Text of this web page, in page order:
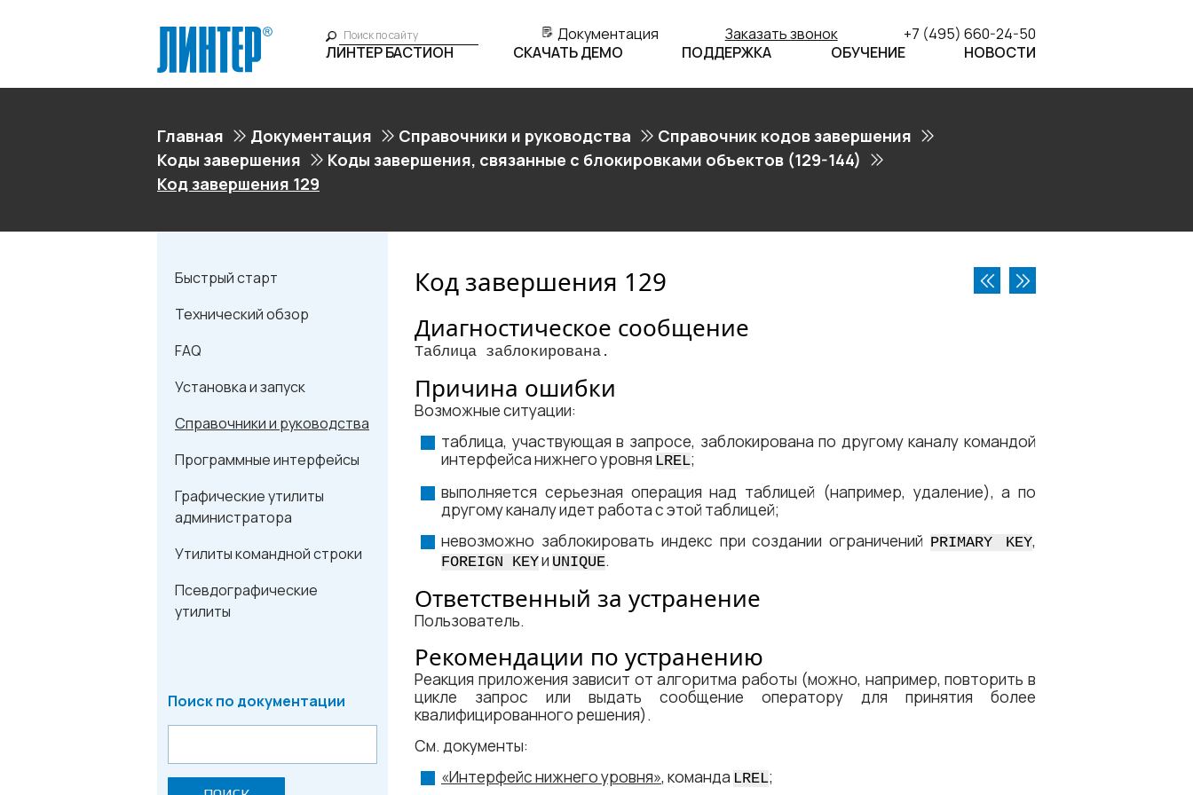
Документация Заказать звонок
+7 (495) 660-24-50
ЛИНТЕР БАСТИОН
СКАЧАТЬ ДЕМО ПОДДЕРЖКА ОБУЧЕНИЕ НОВОСТИ
Главная Документация Справочники и руководства
Справочник кодов завершения
Коды завершения
Коды завершения, связанные с блокировками объектов (129-144)
Код завершения 129
Быстрый старт
Технический обзор
FAQ
Установка и запуск
Справочники и руководства
Программные интерфейсы
Графические утилиты
администратора
Утилиты командной строки
Псевдографические
утилиты
Поиск по документации
Код завершения 129
Диагностическое сообщение
Таблица заблокирована.
Причина ошибки
Возможные ситуации:
таблица, участвующая в запросе, заблокирована по другому каналу командой
интерфейса нижнего уровня LREL;
выполняется серьезная операция над таблицей (например, удаление), а по
другому каналу идет работа с этой таблицей;
невозможно заблокировать индекс при создании ограничений PRIMARY KEY,
FOREIGN KEYи UNIQUE.
Ответственный за устранение
Пользователь.
Рекомендации по устранению
Реакция приложения зависит от алгоритма работы (можно, например, повторить в
цикле запрос или выдать сообщение оператору для принятия более
квалифицированного решения).
См. документы:
«Интерфейс нижнего уровня», команда LREL;